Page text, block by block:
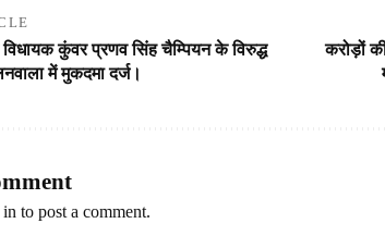
विधायक कुंवर प्रणव सिंह चैम्पियन के विरुद्ध
में मुकदमा दर्ज।
करोड़ों
in to post a comment.